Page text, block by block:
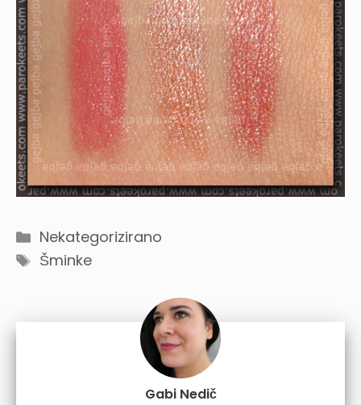
Categories
Nekategorizirano
Tags
Šminke
Gabi Nedič